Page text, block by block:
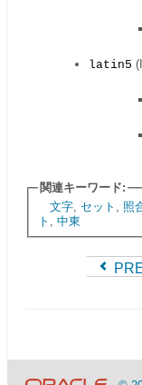
latin5
関連キーワード:
文字, セット 照
ト
中東